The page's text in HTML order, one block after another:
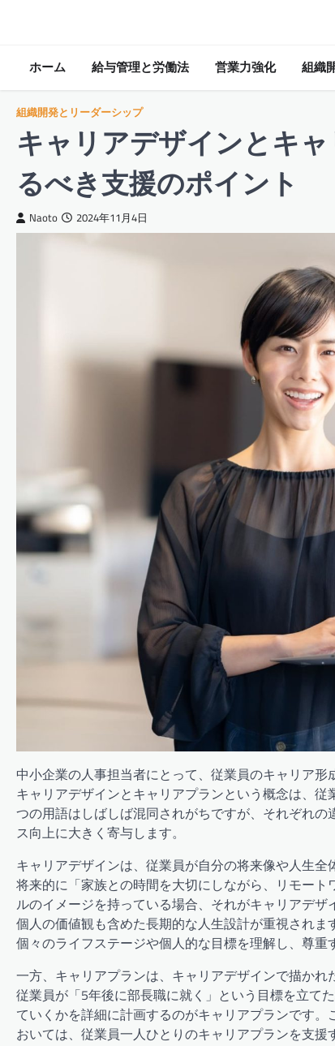
ホーム 給与管理と労働法 営業力強化 組織
組織開発とリーダーシップ
キャリアデザインとキ
るべき支援のポイント
Naoto 2024年11月4日
中小企業の人事担当者にとって、従業員のキャリア形
キャリアデザインとキャリアプランという概念は、
つの用語はしばしば混同されがちですが、それぞれ
ス向上に大きく寄与します。
キャリアデザインは、従業員が自分の将来像や人生
将来的に「家族との時間を大切にしながら、リモー
ルのイメージを持っている場合、それがキャリアデ
個人の価値観も含めた長期的な人生設計が重視されま
個々のライフステージや個人的な目標を理解し、尊重
一方、キャリアプランは、キャリアデザインで描か
従業員が「5年後に部長職に就く」という目標を立て
ていくかを詳細に計画するのがキャリアプランです
おいては、従業員一人ひとりのキャリアプランを支